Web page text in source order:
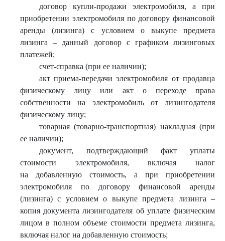
договор купли-продажи электромобиля, а при
приобретении электромобиля по договору финансовой
аренды (лизинга) с условием о выкупе предмета
лизинга – данный договор с графиком лизинговых
платежей;
счет-справка (при ее наличии);
акт приема-передачи электромобиля от продавца
физическому лицу или акт о переходе права
собственности на электромобиль от лизингодателя
физическому лицу;
товарная (товарно-транспортная) накладная (при
ее наличии);
документ, подтверждающий факт уплаты
стоимости электромобиля, включая налог
на добавленную стоимость, а при приобретении
электромобиля по договору финансовой аренды
(лизинга) с условием о выкупе предмета лизинга –
копия документа лизингодателя об уплате физическим
лицом в полном объеме стоимости предмета лизинга,
включая налог на добавленную стоимость;